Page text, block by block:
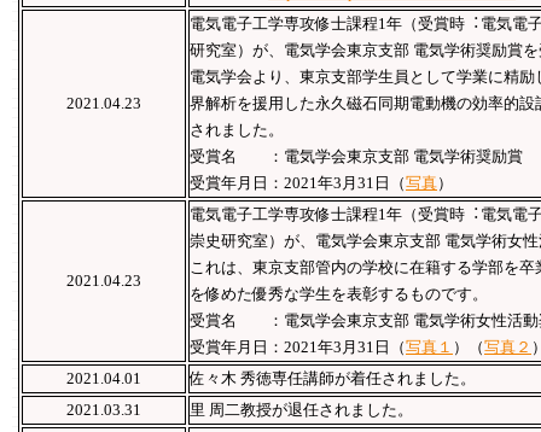
2021.04.23
電気電子工学専攻修士課程1年（受賞時︓電気電
研究室）が、電気学会東京⽀部 電気学術奨励賞
電気学会より、東京支部学生員として学業に精
界解析を援用した永久磁石同期電動機の効率的
されました。
受賞名 ：電気学会東京支部 電気学術奨励賞
受賞年月日：2021年3月31日（写真）
2021.04.23
電気電子工学専攻修士課程1年（受賞時︓電気電
崇史研究室）が、電気学会東京⽀部 電気学術⼥
これは、東京支部管内の学校に在籍する学部を
を修めた優秀な学生を表彰するものです。
受賞名 ：電気学会東京支部 電気学術女性活動
受賞年月日：2021年3月31日（写真１ ）（写真２
2021.04.01
佐々木 秀徳専任講師が着任されました。
2021.03.31
里 周二教授が退任されました。